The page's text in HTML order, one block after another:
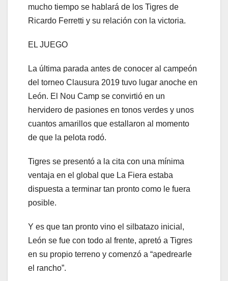
mucho tiempo se hablará de los Tigres de
Ricardo Ferretti y su relación con la victoria.
EL JUEGO
La última parada antes de conocer al campeón
del torneo Clausura 2019 tuvo lugar anoche en
León. El Nou Camp se convirtió en un
hervidero de pasiones en tonos verdes y unos
cuantos amarillos que estallaron al momento
de que la pelota rodó.
Tigres se presentó a la cita con una mínima
ventaja en el global que La Fiera estaba
dispuesta a terminar tan pronto como le fuera
posible.
Y es que tan pronto vino el silbatazo inicial,
León se fue con todo al frente, apretó a Tigres
en su propio terreno y comenzó a “apedrearle
el rancho”.